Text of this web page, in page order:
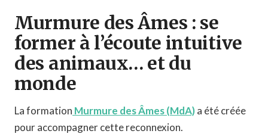
Murmure des Âmes : se
former à l’écoute intuitive
des animaux… et du
monde
La formation Murmure des Âmes (MdA)a été créée
pour accompagner cette reconnexion.